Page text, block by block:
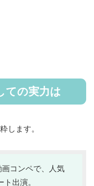
ての実力は
します。
コンペで、人気
出演。